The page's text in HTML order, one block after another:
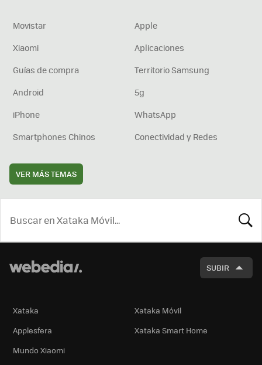
Movistar
Apple
Xiaomi
Aplicaciones
Guías de compra
Territorio Samsung
Android
5g
iPhone
WhatsApp
Smartphones Chinos
Conectividad y Redes
VER MÁS TEMAS
SUBIR
Xataka
Xataka Móvil
Applesfera
Xataka Smart Home
Mundo Xiaomi